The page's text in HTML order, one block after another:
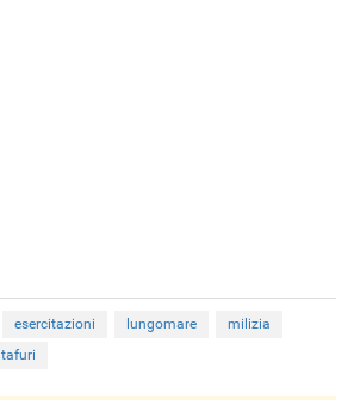
esercitazioni lungomare
milizia
tafuri